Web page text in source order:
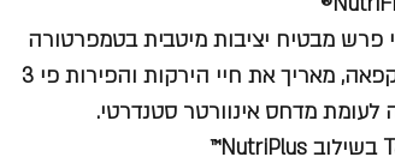
פרש מבטיח יציבות מיטבית בטמפרטורה
מאריך את חיי הירקות והפירות פי 3